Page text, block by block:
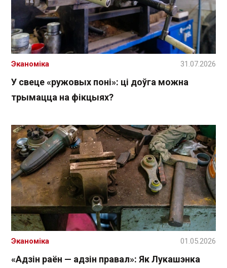
У свеце «ружовых поні»: ці доўга можна
трымацца на фікцыях?
Эканоміка 31.07.2026
«Адзін раён — адзін правал»: Як Лукашэнка
Эканоміка 01.05.2026